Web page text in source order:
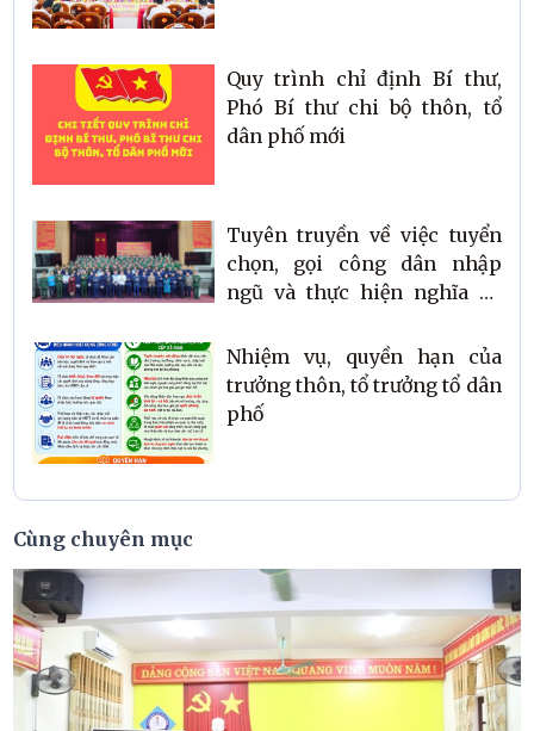
Quy trình chỉ định Bí thư,
Phó Bí thư chi bộ thôn, tổ
dân phố mới
Tuyên truyền về việc tuyển
chọn, gọi công dân nhập
ngũ và thực hiện nghĩa vụ
an nhân dân năm 2026
Nhiệm vụ, quyền hạn của
trưởng thôn, tổ trưởng tổ dân
phố
Cùng chuyên mục